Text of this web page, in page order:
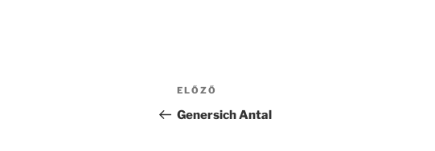
Bejegyzés
navigáció
Korábbi
bejegyzés
ELŐZŐ
Genersich Antal